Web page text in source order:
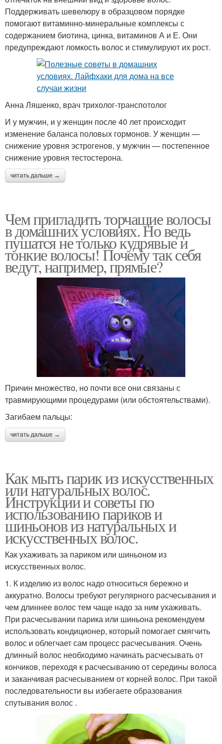
Поддерживать шевелюру в образцовом порядке
помогают витаминно-минеральные комплексы с
содержанием биотина, цинка, витаминов А и Е. Они
предупреждают ломкость волос и стимулируют их рост.
Анна Ляшенко, врач трихолог-транспотолог
И у мужчин, и у женщин после 40 лет происходит
изменение баланса половых гормонов. У женщин —
снижение уровня эстрогенов, у мужчин — постепенное
снижение уровня тестостерона.
читать дальше →
Чем пригладить торчащие волосы
в домашних условиях. Но ведь
пушатся не только кудрявые и
тонкие волосы! Почему так себя
ведут, например, прямые?
Причин множество, но почти все они связаны с
травмирующими процедурами (или обстоятельствами).
Загибаем пальцы:
читать дальше →
Как мыть парик из искусственных
или натуральных волос.
Инструкции и советы по
использованию париков и
шиньонов из натуральных и
искусственных волос.
Как ухаживать за париком или шиньоном из
искусственных волос.
1. К изделию из волос надо относиться бережно и
аккуратно. Волосы требуют регулярного расчесывания и
чем длиннее волос тем чаще надо за ним ухаживать.
При расчесывании парика или шиньона рекомендуем
использовать кондиционер, который помогает смягчить
волос и облегчает сам процесс расчесывания. Очень
длинный волос необходимо начинать расчесывать от
кончиков, переходя к расчесыванию от середины волоса
и заканчивая расчесыванием от корней волос. При такой
последовательности вы избегаете образования
спутывания волос .